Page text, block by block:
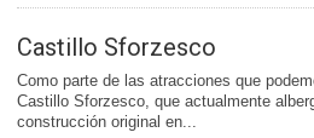
Castillo Sforzesco
Como parte de las atracciones que
Castillo Sforzesco, que actualmente
construcción original en...